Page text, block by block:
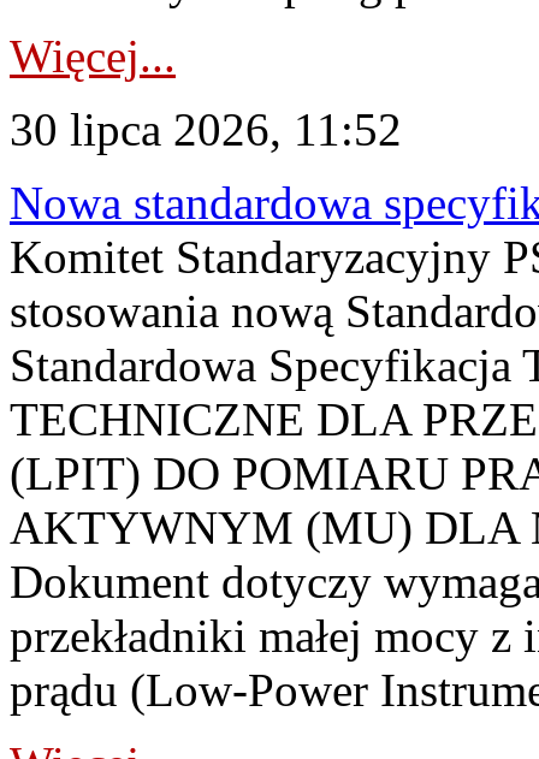
Więcej...
30 lipca 2026, 11:52
Nowa standardowa
Komitet Standaryzacyjny
stosowania nową
Standardowa
TECHNICZNE DLA
(LPIT) DO POMIARU
AKTYWNYM (MU) DLA
Dokument dotyczy
przekładniki małej mocy
prądu (Low-Power